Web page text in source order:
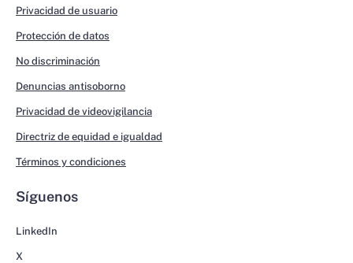
Privacidad de usuario
Protección de datos
No discriminación
Denuncias antisoborno
Privacidad de videovigilancia
Directriz de equidad e igualdad
Términos y condiciones
Síguenos
LinkedIn
X